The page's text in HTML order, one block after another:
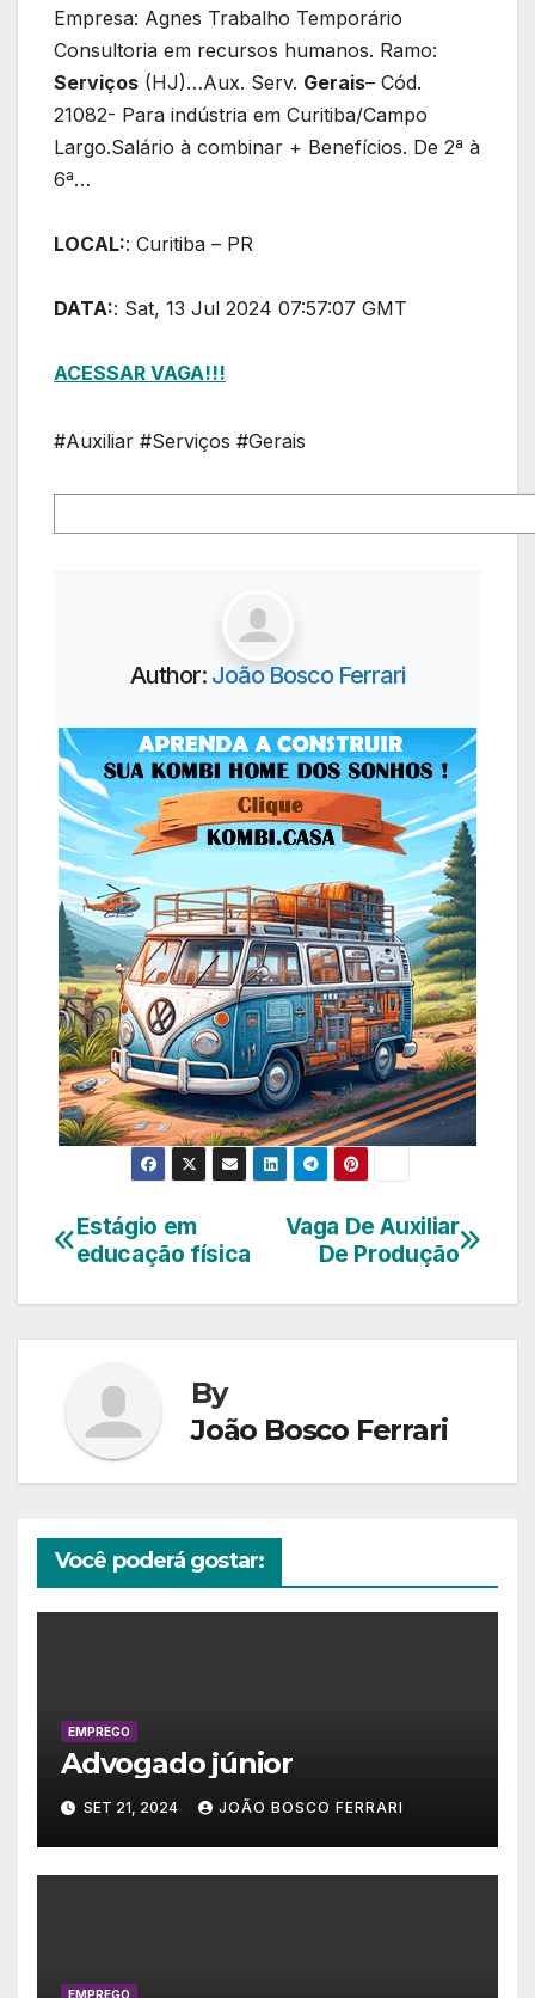
Empresa: Agnes Trabalho Temporário
Consultoria em recursos humanos. Ramo:
Serviços (HJ)…Aux. Serv. Gerais– Cód.
21082- Para indústria em Curitiba/Campo
Largo.Salário à combinar + Benefícios. De 2ª à
6ª…
LOCAL:: Curitiba – PR
DATA:: Sat, 13 Jul 2024 07:57:07 GMT
ACESSAR VAGA!!!
#Auxiliar #Serviços #Gerais
Author: João Bosco Ferrari
Navegação
Vaga De Auxiliar
De Produção
Estágio em
educação física
By
João Bosco Ferrari
Você poderá gostar:
EMPREGO
Advogado júnior
SET 21, 2024 JOÃO BOSCO FERRARI
EMPREGO